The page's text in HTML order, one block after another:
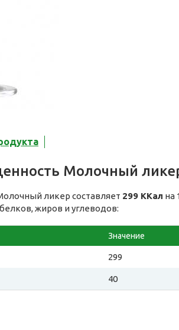
Молочный
ликер составляет 299 ККал на
жиров и углеводов:
Значение
299
40